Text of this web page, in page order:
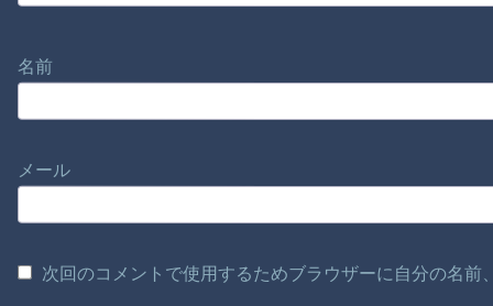
名前
メール
次回のコメントで使用するためブラウザーに自分の名